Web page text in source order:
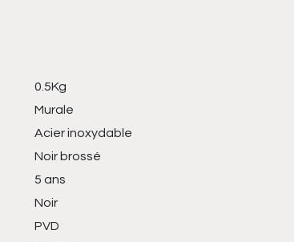
0.5Kg
Murale
Acier inoxydable
Noir brossé
5 ans
Noir
PVD